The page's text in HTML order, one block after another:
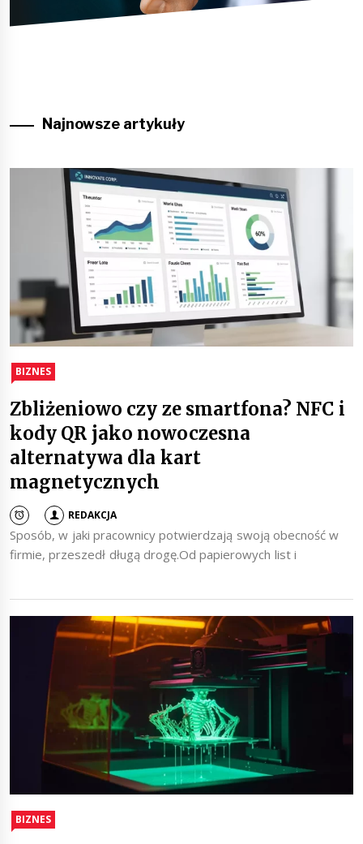
Najnowsze artykuły
BIZNES
Zbliżeniowo czy ze smartfona? NFC i
kody QR jako nowoczesna
alternatywa dla kart
magnetycznych
REDAKCJA
Sposób, w jaki pracownicy potwierdzają swoją obecność w
firmie, przeszedł długą drogę.Od papierowych list i
BIZNES